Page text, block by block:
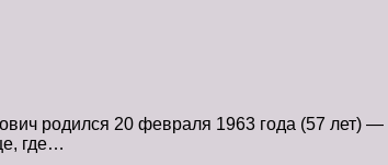
родился 20 февраля 1963 года (57 лет)
где…